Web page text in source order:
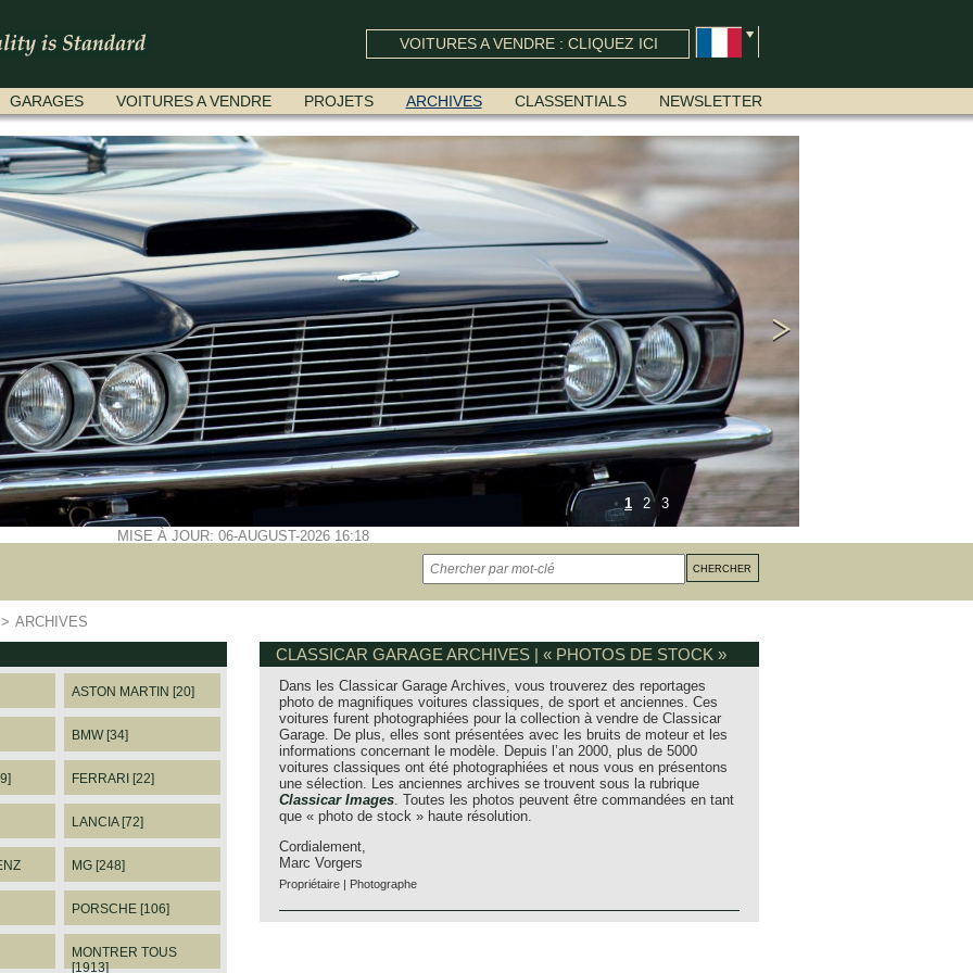
VOITURES A VENDRE : CLIQUEZ ICI
GARAGES VOITURES A VENDRE PROJETS ARCHIVES CLASSENTIALS NEWSLETTER
1 2 3
MISE À JOUR: 06-AUGUST-2026 16:18
ARCHIVES
ASTON MARTIN [20]
BMW [34]
FERRARI [22]
LANCIA [72]
MG [248]
PORSCHE [106]
MONTRER TOUS
[1913]
CLASSICAR GARAGE ARCHIVES | « PHOTOS DE STOCK »
Dans les Classicar Garage Archives, vous trouverez des reportages
photo de magnifiques voitures classiques, de sport et anciennes. Ces
voitures furent photographiées pour la collection à vendre de Classicar
Garage. De plus, elles sont présentées avec les bruits de moteur et les
informations concernant le modèle. Depuis l’an 2000, plus de 5000
voitures classiques ont été photographiées et nous vous en présentons
une sélection. Les anciennes archives se trouvent sous la rubrique
Classicar Images. Toutes les photos peuvent être commandées en tant
que « photo de stock » haute résolution.
Cordialement,
Marc Vorgers
Propriétaire | Photographe